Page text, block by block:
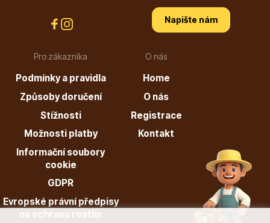
Napište nám
Pro zákazníka
Podmínky a pravidla
Způsoby doručení
Stížnosti
Možnosti platby
Informační soubory
cookie
GDPR
Evropské právní předpisy
na ochranu rostlin
O nás
Home
O nás
Registrace
Kontakt
Napište nám